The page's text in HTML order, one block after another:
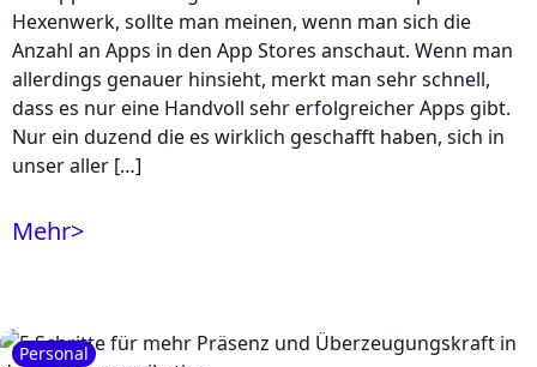
Hexenwerk, sollte man meinen, wenn man sich die
Anzahl an Apps in den App Stores anschaut. Wenn man
allerdings genauer hinsieht, merkt man sehr schnell,
dass es nur eine Handvoll sehr erfolgreicher Apps gibt.
Nur ein duzend die es wirklich geschafft haben, sich in
unser aller […]
Mehr>
Personal